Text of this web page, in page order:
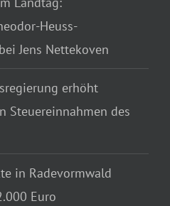
Heuss-
Jens Nettekoven
erhöht
Steuereinnahmen des
in Radevormwald
Euro